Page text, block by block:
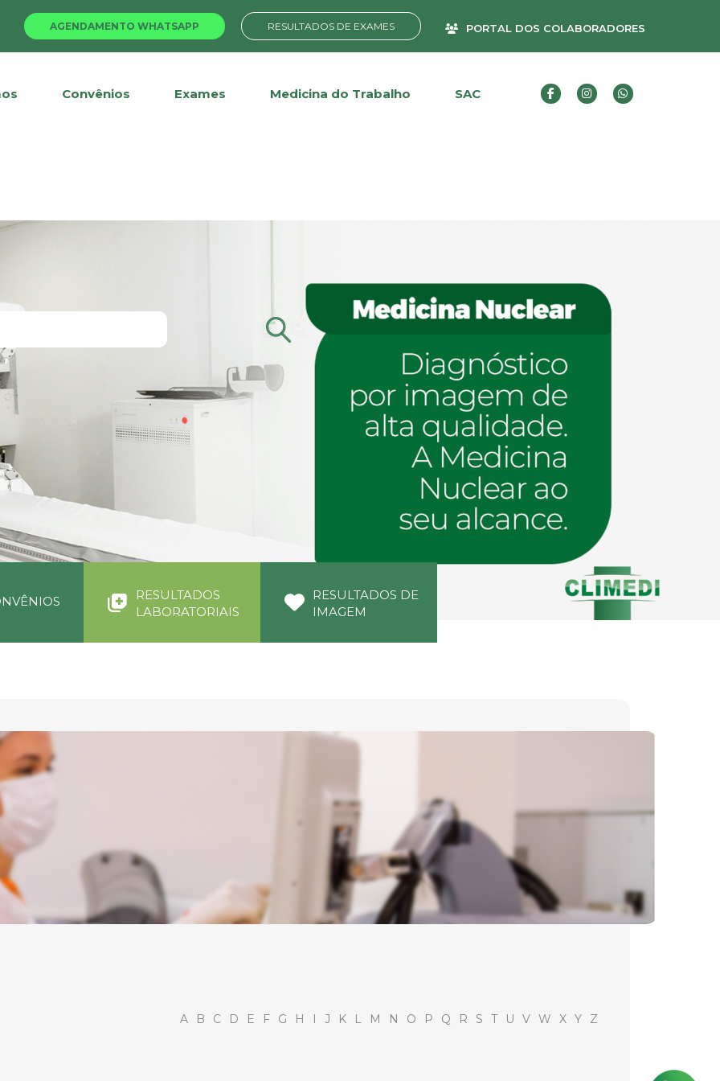
AGENDAMENTO WHATSAPP RESULTADOS DE EXAMES PORTAL DOS COLABORADORES
Convênios Exames Medicina do Trabalho SAC
RESULTADOS
LABORATORIAIS
RESULTADOS DE
IMAGEM
A B C D E F G H J K L M N O P Q R S T U V W X Y Z